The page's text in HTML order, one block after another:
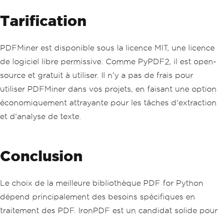
Tarification
PDFMiner est disponible sous la licence MIT, une licence
de logiciel libre permissive. Comme PyPDF2, il est open-
source et gratuit à utiliser. Il n'y a pas de frais pour
utiliser PDFMiner dans vos projets, en faisant une option
économiquement attrayante pour les tâches d'extraction
et d'analyse de texte.
Conclusion
Le choix de la meilleure bibliothèque PDF for Python
dépend principalement des besoins spécifiques en
traitement des PDF. IronPDF est un candidat solide pour